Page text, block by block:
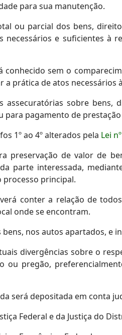
para sua manutenção.
ou parcial dos bens,
necessários e suficientes à
conhecido sem o
prática de atos necessários
assecuratórias sobre
para pagamento de
1º ao 4º alterados pela Lei
preservação de valor de
parte interessada,
processo principal.
conter a relação de
onde se encontram.
bens, nos autos apartados, e
divergências sobre o
ou pregão,
será depositada em conta
Federal e da Justiça do